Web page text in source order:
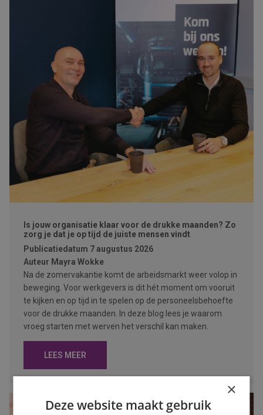
Is jouw organisatie klaar voor de drukke maanden? Zo
zorg je dat je op tijd de juiste mensen vindt
Publicatiedatum 7 augustus 2026
Auteur Mayra Wokke
Na de zomervakantie komt de arbeidsmarkt weer volop in
beweging. Voor werkgevers is dit hét moment om vooruit
te kijken en op tijd in te spelen op de personeelsbehoefte
voor de drukke maanden. In deze blog lees je waarom
vroeg starten met werven het verschil kan maken.
LEES MEER
×
Deze website maakt gebruik